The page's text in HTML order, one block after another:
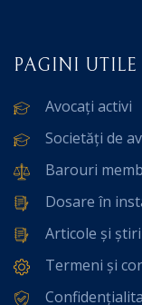
PAGINI UTILE
Avocați activi
Societăți de
Barouri
Dosare în
Articole și
Termeni și